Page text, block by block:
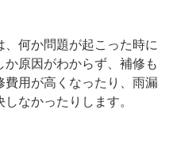
何か問題が起こった時に
原因がわからず、補修も
用が高くなったり、雨漏
なかったりします。